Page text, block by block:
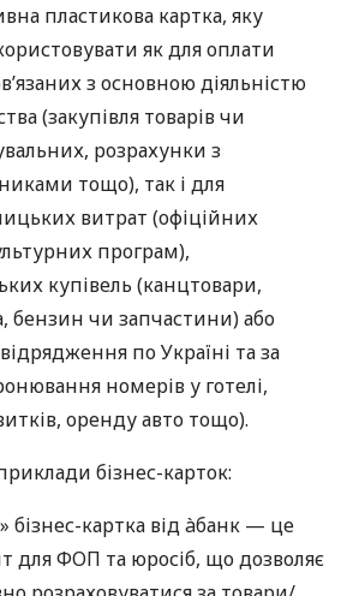
пластикова картка, яку
як для оплати
з основною діяльністю
(закупівля товарів чи
розрахунки з
тощо), так і для
витрат (офіційних
програм),
купівель (канцтовари,
бензин чи запчастини) або
по Україні та за
номерів у готелі,
оренду авто тощо).
бізнес-карток:
бізнес-картка від àбанк — це
для ФОП та юросіб, що дозволяє